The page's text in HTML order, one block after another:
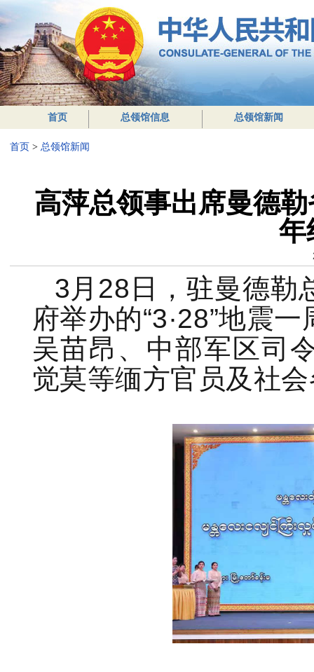
首页 总领馆信息 总领馆新闻
首页 > 总领馆新闻
高萍总领事出席曼德
年
3月28日，驻曼德勒
府举办的“3·28”地震
吴苗昂、中部军区司
觉莫等缅方官员及社